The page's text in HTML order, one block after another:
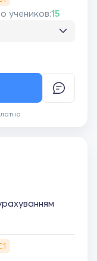
учеников:15
Викладач
проходять
тож навчатися